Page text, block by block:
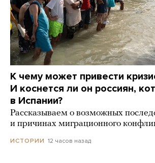
К чему может привести
И коснется ли он россиян,
в Испании?
Рассказываем о возможных
и причинах миграционного
ИСТОРИИ 12 часов назад